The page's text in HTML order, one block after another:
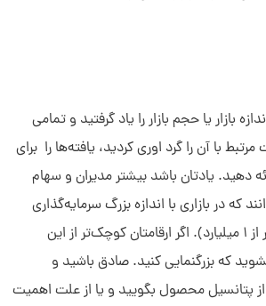
بازار یا حجم بازار را یاد گرفتید و تمامی
با آن را گرد اوری کردید، یافته‌ها را برای
دهید. یادتان باشد بیشتر مدیران و سهام
که در بازاری با اندازه بزرگ سرمایه‌گذاری
می‌کنند (معمولاً بزرگ‌تر از 1 میلیارد). اگر ارقامتان کوچک‌تر از این
که بزرگنمایی کنید. صادق باشید و
از پتانسیل محصول بگویید و یا از علت اهمیت